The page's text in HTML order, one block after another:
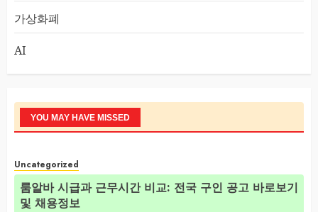
가상화폐
AI
YOU MAY HAVE MISSED
Uncategorized
룸알바 시급과 근무시간 비교: 전국 구인 공고 바로보기
및 채용정보